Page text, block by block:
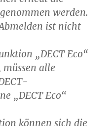
werden.
ist nicht
„DECT Eco“
alle
„DECT Eco“
können sich die